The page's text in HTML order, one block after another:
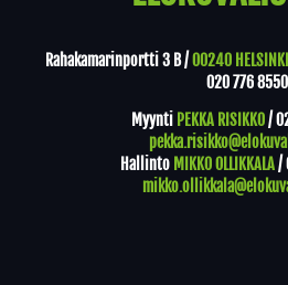
Rahakamarinportti 3 B /00240 HELSINKI
020 776 8550
Myynti PEKKA RISIKKO/
Hallinto MIKKO OLLIKKALA/